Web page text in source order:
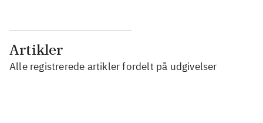
Artikler
Alle registrerede artikler fordelt på udgivelser